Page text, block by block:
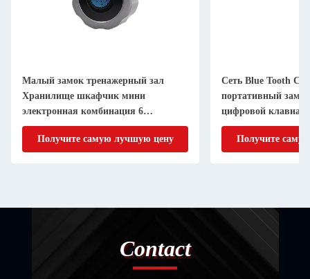
Малый замок тренажерный зал
Хранилище шкафчик мини
электронная комбинация 6
цифровой код пин камера замок
Получите самую лучшую цену
Сеть Blue Tooth
портативный
цифровой
бесключевым
Получите
Contact